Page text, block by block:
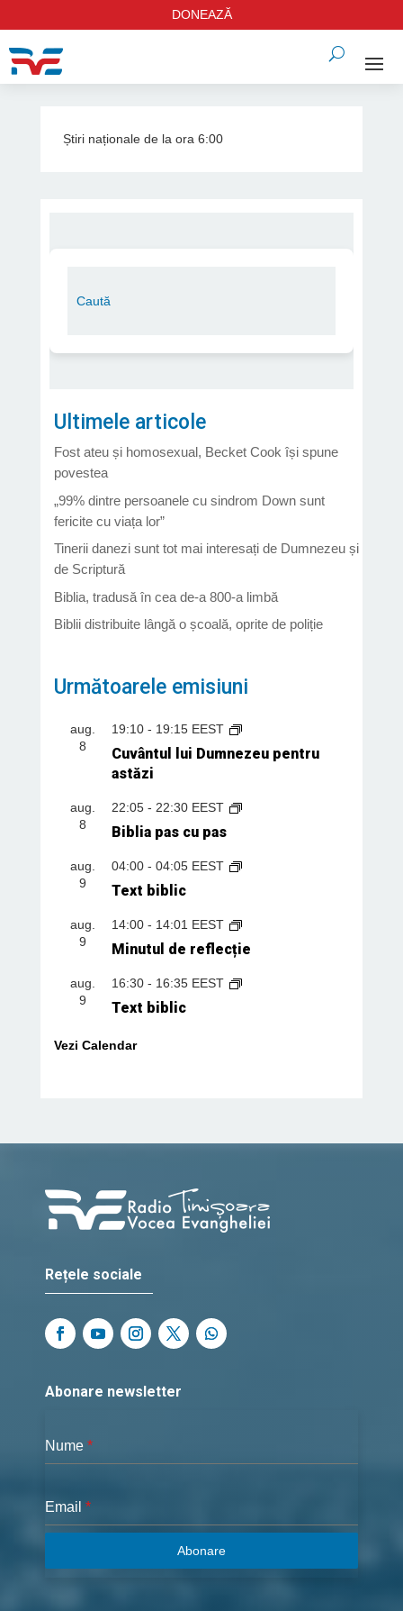
DONEAZĂ
Știri naționale de la ora 6:00
Ultimele articole
Fost ateu și homosexual, Becket Cook își spune
povestea
„99% dintre persoanele cu sindrom Down sunt
fericite cu viața lor”
Tinerii danezi sunt tot mai interesați de Dumnezeu și
de Scriptură
Biblia, tradusă în cea de-a 800-a limbă
Biblii distribuite lângă o școală, oprite de poliție
Următoarele emisiuni
aug.
8
19:10- 19:15 EEST
Cuvântul lui Dumnezeu pentru
astăzi
aug.
8
22:05- 22:30 EEST
Biblia pas cu pas
aug.
9
04:00- 04:05 EEST
Text biblic
aug.
9
14:00- 14:01 EEST
Minutul de reflecție
aug.
9
16:30- 16:35 EEST
Text biblic
Vezi Calendar
Rețele sociale
Abonare newsletter
Nume *
Email *
Abonare